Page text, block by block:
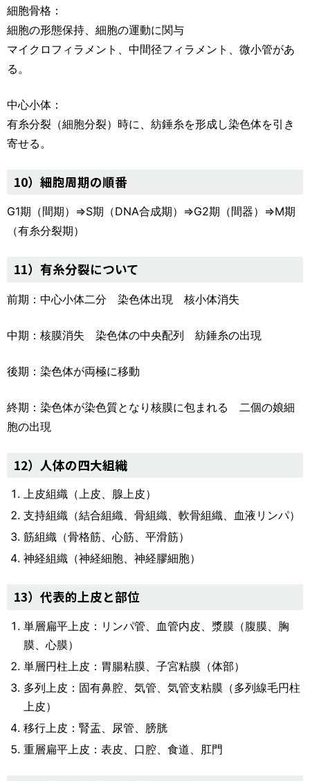
細胞骨格：
細胞の形態保持、細胞の運動に関与
マイクロフィラメント、中間径フィラメント、微小管があ
る。
中心小体：
有糸分裂（細胞分裂）時に、紡錘糸を形成し染色体を引き
寄せる。
10）細胞周期の順番
G1期（間期）⇒S期（DNA合成期）⇒G2期（間器）⇒M期
（有糸分裂期）
11）有糸分裂について
前期：中心小体二分 染色体出現 核小体消失
中期：核膜消失 染色体の中央配列 紡錘糸の出現
後期：染色体が両極に移動
終期：染色体が染色質となり核膜に包まれる 二個の娘細
胞の出現
12）人体の四大組織
上皮組織（上皮、腺上皮）
支持組織（結合組織、骨組織、軟骨組織、血液リンパ）
筋組織（骨格筋、心筋、平滑筋）
神経組織（神経細胞、神経膠細胞）
13）代表的上皮と部位
単層扁平上皮：リンパ管、血管内皮、漿膜（腹膜、胸
膜、心膜）
単層円柱上皮：胃腸粘膜、子宮粘膜（体部）
多列上皮：固有鼻腔、気管、気管支粘膜（多列線毛円柱
上皮）
移行上皮：腎盂、尿管、膀胱
重層扁平上皮：表皮、口腔、食道、肛門